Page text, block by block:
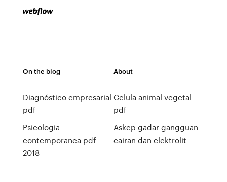
On the blog
Diagnóstico empresarial
pdf
Psicologia
contemporanea pdf
2018
About
Celula animal vegetal
pdf
Askep gadar gangguan
cairan dan elektrolit